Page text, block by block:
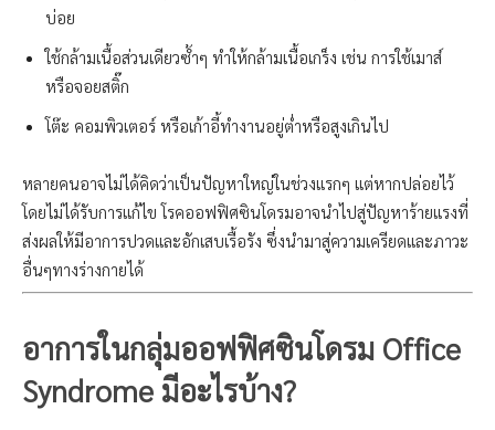
บ่อย
ใช้กล้ามเนื้อส่วนเดียวซ้ำๆ ทำให้กล้ามเนื้อเกร็ง เช่น การใช้เมาส์
หรือจอยสติ๊ก
โต๊ะ คอมพิวเตอร์ หรือเก้าอี้ทำงานอยู่ต่ำหรือสูงเกินไป
หลายคนอาจไม่ได้คิดว่าเป็นปัญหาใหญ่ในช่วงแรกๆ แต่หากปล่อยไว้
โดยไม่ได้รับการแก้ไข โรคออฟฟิศซินโดรมอาจนำไปสู่ปัญหาร้ายแรงที่
ส่งผลให้มีอาการปวดและอักเสบเรื้อรัง ซึ่งนำมาสู่ความเครียดและภาวะ
อื่นๆทางร่างกายได้
อาการในกลุ่มออฟฟิศซินโดรม Office
Syndrome มีอะไรบ้าง?